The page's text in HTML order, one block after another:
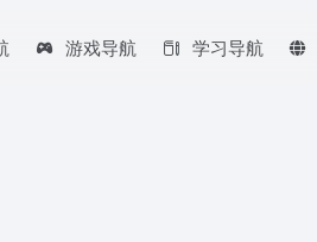
游戏导航 学习导航